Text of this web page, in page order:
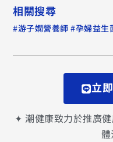
相關搜尋
#游子嫻營養師 #孕婦益生
立
✦ 潮健康致力於推廣